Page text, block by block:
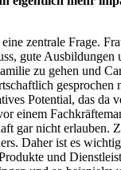
zentrale Frage.
gute Ausbildungen
zu gehen und
gesprochen
Potential, das da
einem
gar nicht erlauben.
Daher ist es
und